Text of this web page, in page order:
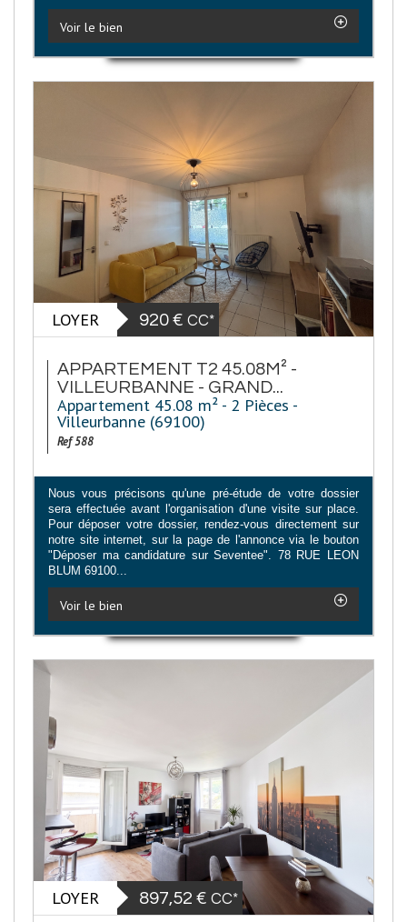
Voir le bien
LOYER 920 € CC*
APPARTEMENT T2 45.08M² -
VILLEURBANNE - GRAND...
Appartement 45.08 m² - 2 Pièces -
Villeurbanne (69100)
Ref 588
Nous vous précisons qu'une pré-étude de votre dossier
sera effectuée avant l'organisation d'une visite sur place.
Pour déposer votre dossier, rendez-vous directement sur
notre site internet, sur la page de l'annonce via le bouton
"Déposer ma candidature sur Seventee". 78 RUE LEON
BLUM 69100...
Voir le bien
LOYER 897,52 € CC*